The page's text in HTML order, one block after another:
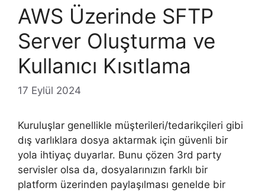
AWS Üzerinde SFTP
Server Oluşturma ve
Kullanıcı Kısıtlama
17 Eylül 2024
Kuruluşlar genellikle müşterileri/tedarikçileri gibi
dış varlıklara dosya aktarmak için güvenli bir
yola ihtiyaç duyarlar. Bunu çözen 3rd party
servisler olsa da, dosyalarınızın farklı bir
platform üzerinden paylaşılması genelde bir